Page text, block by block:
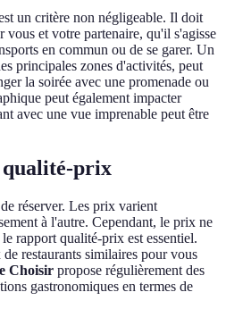
un critère non négligeable. Il doit
vous et votre partenaire, qu'il s'agisse
en commun ou de se garer. Un
principales zones d'activités, peut
la soirée avec une promenade ou
peut également impacter
avec une vue imprenable peut être
prix
réserver. Les prix varient
à l'autre. Cependant, le prix ne
rapport qualité-prix est essentiel.
restaurants similaires pour vous
Choisir propose régulièrement des
gastronomiques en termes de